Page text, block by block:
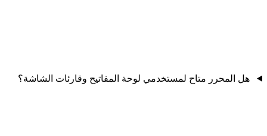
هل المحرر متاح لمستخدمي لوحة المفاتيح وقارئات الشاشة؟